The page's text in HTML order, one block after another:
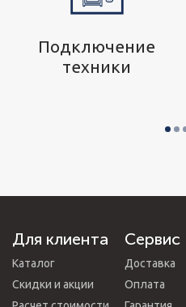
Подключение
техники
Для клиента
Каталог
Скидки и акции
Сервис
Доставка
Оплата